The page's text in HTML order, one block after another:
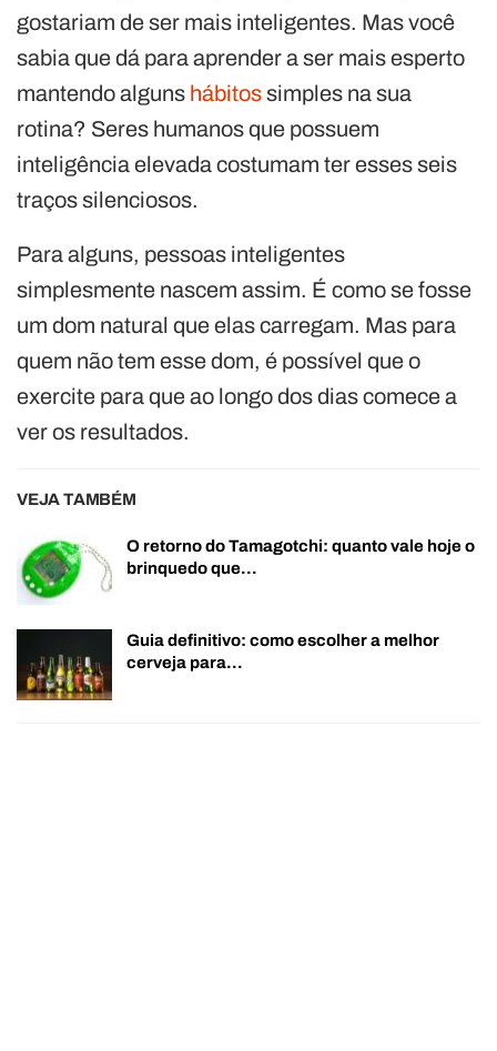
gostariam de ser mais inteligentes. Mas você
sabia que dá para aprender a ser mais esperto
mantendo alguns hábitossimples na sua
rotina? Seres humanos que possuem
inteligência elevada costumam ter esses seis
traços silenciosos.
Para alguns, pessoas inteligentes
simplesmente nascem assim. É como se fosse
um dom natural que elas carregam. Mas para
quem não tem esse dom, é possível que o
exercite para que ao longo dos dias comece a
ver os resultados.
VEJA TAMBÉM
O retorno do Tamagotchi: quanto vale hoje o
brinquedo que…
Guia definitivo: como escolher a melhor
cerveja para…